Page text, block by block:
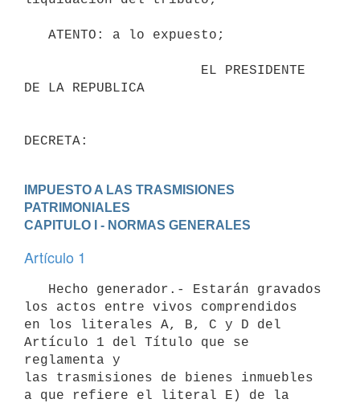
DE LA REPUBLICA
IMPUESTO A LAS TRASMISIONES
PATRIMONIALES
CAPITULO I - NORMAS GENERALES
Artículo 1
los actos entre vivos comprendidos
en los literales A, B, C y D del
Artículo 1 del Título que se
reglamenta y
las trasmisiones de bienes inmuebles
a que refiere el literal E) de la